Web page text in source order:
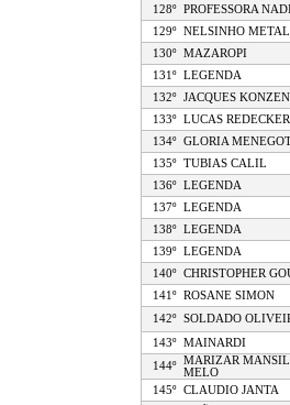
128º
PROFESSORA
129º
NELSINHO
130º
MAZAROPI
131º
LEGENDA
132º
JACQUES KONZEN
133º
LUCAS REDECKER
134º
GLORIA
135º
TUBIAS CALIL
136º
LEGENDA
137º
LEGENDA
138º
LEGENDA
139º
LEGENDA
140º
CHRISTOPHER
141º
ROSANE SIMON
142º
SOLDADO
143º
MAINARDI
144º
MARIZAR
MELO
145º
CLAUDIO JANTA